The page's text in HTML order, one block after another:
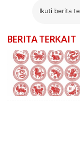
Ikuti berita
BERITA TERKAIT